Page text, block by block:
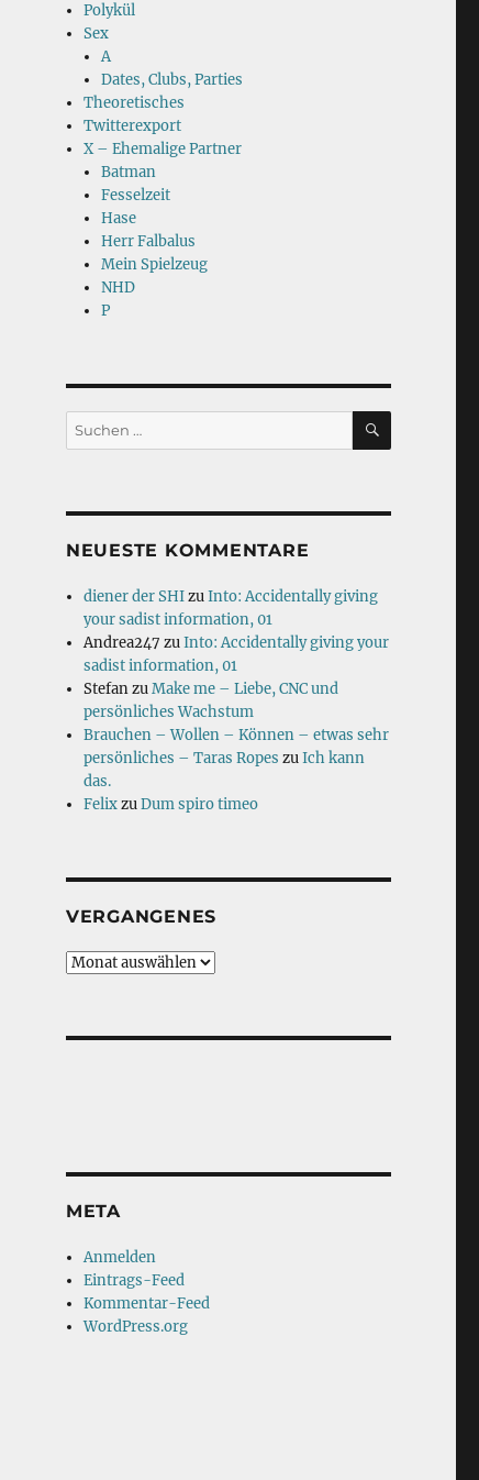
Polykül
Sex
A
Dates, Clubs, Parties
Theoretisches
Twitterexport
X – Ehemalige Partner
Batman
Fesselzeit
Hase
Herr Falbalus
Mein Spielzeug
NHD
P
Suchen
nach:
SUCHEN
NEUESTE KOMMENTARE
diener der SHIzuInto: Accidentally giving
your sadist information, 01
Andrea247 zuInto: Accidentally giving your
sadist information, 01
StefanzuMake me – Liebe, CNC und
persönliches Wachstum
Brauchen – Wollen – Können – etwas sehr
persönliches – Taras Ropes zuIch kann
das.
FelixzuDum spiro timeo
VERGANGENES
Vergangenes
META
Anmelden
Eintrags-Feed
Kommentar-Feed
WordPress.org